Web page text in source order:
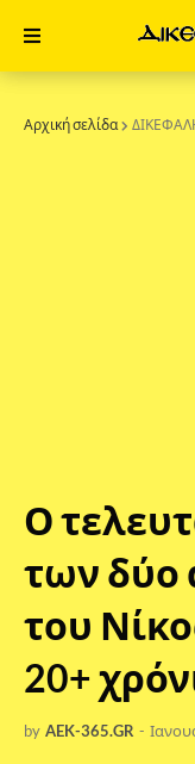
Αρχική σελίδα
Ο
των δύο
του
20+
by AEK-365.GR -